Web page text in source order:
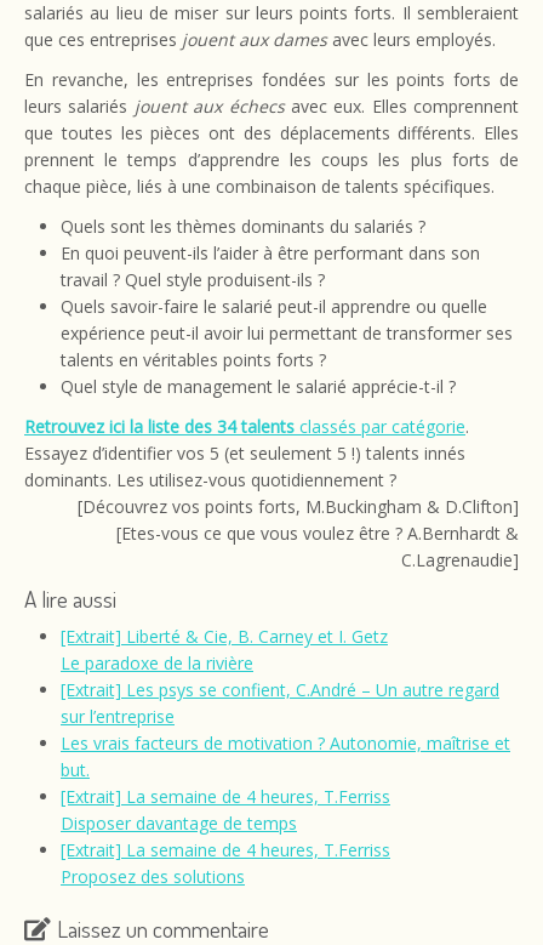
salariés au lieu de miser sur leurs points forts. Il sembleraient
que ces entreprises jouent aux damesavec leurs employés.
En revanche, les entreprises fondées sur les points forts de
leurs salariés jouent aux échecs avec eux. Elles comprennent
que toutes les pièces ont des déplacements différents. Elles
prennent le temps d’apprendre les coups les plus forts de
chaque pièce, liés à une combinaison de talents spécifiques.
Quels sont les thèmes dominants du salariés ?
En quoi peuvent-ils l’aider à être performant dans son
travail ? Quel style produisent-ils ?
Quels savoir-faire le salarié peut-il apprendre ou quelle
expérience peut-il avoir lui permettant de transformer ses
talents en véritables points forts ?
Quel style de management le salarié apprécie-t-il ?
Retrouvez ici la liste des 34 talents classés par catégorie.
Essayez d’identifier vos 5 (et seulement 5 !) talents innés
dominants. Les utilisez-vous quotidiennement ?
[Découvrez vos points forts, M.Buckingham & D.Clifton]
[Etes-vous ce que vous voulez être ? A.Bernhardt &
C.Lagrenaudie]
A lire aussi
[Extrait] Liberté & Cie, B. Carney et I. Getz
Le paradoxe de la rivière
[Extrait] Les psys se confient, C.André – Un autre regard
sur l’entreprise
Les vrais facteurs de motivation ? Autonomie, maîtrise et
but.
[Extrait] La semaine de 4 heures, T.Ferriss
Disposer davantage de temps
[Extrait] La semaine de 4 heures, T.Ferriss
Proposez des solutions
Laissez un commentaire